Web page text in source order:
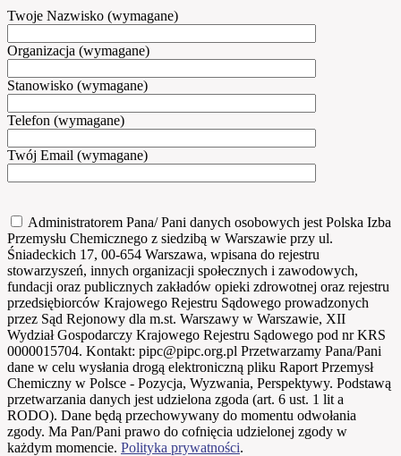
Twoje Nazwisko (wymagane)
Organizacja (wymagane)
Stanowisko (wymagane)
Telefon (wymagane)
Twój Email (wymagane)
Administratorem Pana/ Pani danych osobowych jest Polska Izba
Przemysłu Chemicznego z siedzibą w Warszawie przy ul.
Śniadeckich 17, 00-654 Warszawa, wpisana do rejestru
stowarzyszeń, innych organizacji społecznych i zawodowych,
fundacji oraz publicznych zakładów opieki zdrowotnej oraz rejestru
przedsiębiorców Krajowego Rejestru Sądowego prowadzonych
przez Sąd Rejonowy dla m.st. Warszawy w Warszawie, XII
Wydział Gospodarczy Krajowego Rejestru Sądowego pod nr KRS
0000015704. Kontakt: pipc@pipc.org.pl Przetwarzamy Pana/Pani
dane w celu wysłania drogą elektroniczną pliku Raport Przemysł
Chemiczny w Polsce - Pozycja, Wyzwania, Perspektywy. Podstawą
przetwarzania danych jest udzielona zgoda (art. 6 ust. 1 lit a
RODO). Dane będą przechowywany do momentu odwołania
zgody. Ma Pan/Pani prawo do cofnięcia udzielonej zgody w
każdym momencie. Polityka prywatności.